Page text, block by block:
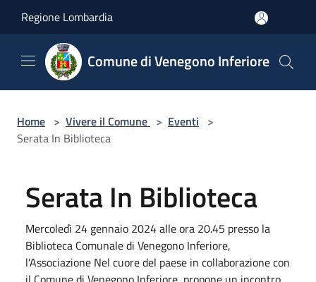
Regione Lombardia
Comune di Venegono Inferiore
Home > Vivere il Comune > Eventi >
Serata In Biblioteca
Serata In Biblioteca
Mercoledì 24 gennaio 2024 alle ora 20.45 presso la
Biblioteca Comunale di Venegono Inferiore,
l'Associazione Nel cuore del paese in collaborazione con